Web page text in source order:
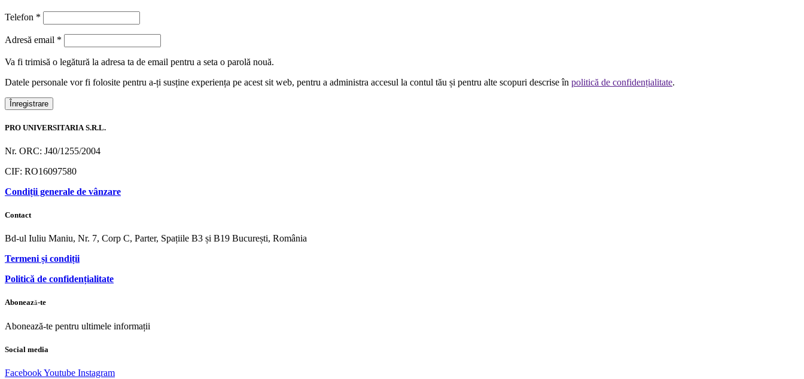
Telefon *
Adresă email *
Va fi trimisă o legătură la adresa ta de email pentru a seta o parolă nouă.
Datele personale vor fi folosite pentru a-ți susține experiența pe acest sit web, pentru a administra accesul la contul tău și pentru alte scopuri descrise în politică de confidențialitate.
Înregistrare
PRO UNIVERSITARIA S.R.L.
Nr. ORC: J40/1255/2004
CIF: RO16097580
Condiții generale de vânzare
Contact
Bd-ul Iuliu Maniu, Nr. 7, Corp C, Parter, Spațiile B3 și B19 București, România
Termeni și condiții
Politică de confidențialitate
Abonează-te
Abonează-te pentru ultimele informații
Social media
FacebookYoutube Instagram